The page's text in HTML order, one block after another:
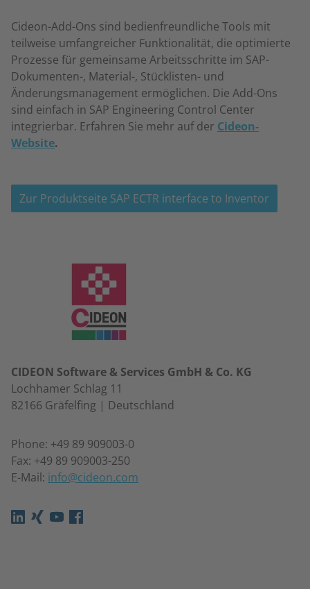
Cideon-Add-Ons sind bedienfreundliche Tools mit
teilweise umfangreicher Funktionalität, die optimierte
Prozesse für gemeinsame Arbeitsschritte im SAP-
Dokumenten-, Material-, Stücklisten- und
Änderungsmanagement ermöglichen. Die Add-Ons
sind einfach in SAP Engineering Control Center
integrierbar. Erfahren Sie mehr auf der Cideon-
Website.
Zur Produktseite SAP ECTR interface to Inventor
CIDEON Software & Services GmbH & Co. KG
Lochhamer Schlag 11
82166 Gräfelfing | Deutschland
Phone: +49 89 909003-0
Fax: +49 89 909003-250
E-Mail: info@cideon.com